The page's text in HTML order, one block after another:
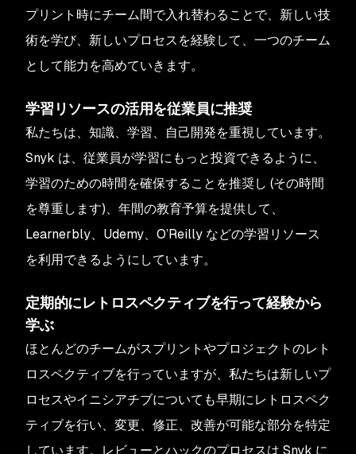
プリント時にチーム間で入れ替わることで、新しい技
術を学び、新しいプロセスを経験して、一つのチーム
として能力を高めていきます。
学習リソースの活用を従業員に推奨
私たちは、知識、学習、自己開発を重視しています。
Snyk は、従業員が学習にもっと投資できるように、
学習のための時間を確保することを推奨し (その時間
を尊重します)、年間の教育予算を提供して、
Learnerbly、Udemy、O’Reilly などの学習リソース
を利用できるようにしています。
定期的にレトロスペクティブを行って経験から
学ぶ
ほとんどのチームがスプリントやプロジェクトのレト
ロスペクティブを行っていますが、私たちは新しいプ
ロセスやイニシアチブについても早期にレトロスペク
ティブを行い、変更、修正、改善が可能な部分を特定
しています。レビューとハックのプロセスは Snyk に